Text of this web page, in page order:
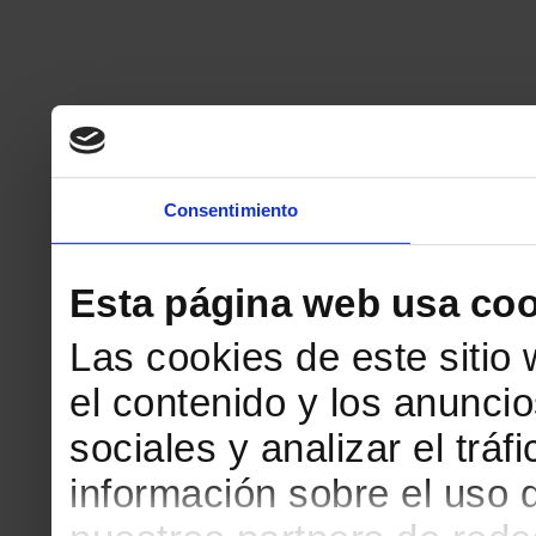
Consentimiento
Esta página web usa
Las cookies de este sitio
el contenido y los
sociales y analizar el
información sobre el uso